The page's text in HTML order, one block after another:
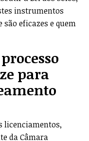
instrumentos
são eficazes e quem
para
licenciamentos,
da Câmara